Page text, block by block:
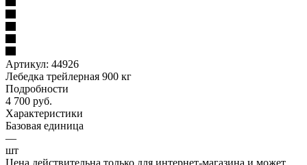
Артикул: 44926
Лебедка трейлерная 900 кг
Подробности
4 700 руб.
Характеристики
Базовая единица
—
шт
Цена действительна только для интернет-магазина и может